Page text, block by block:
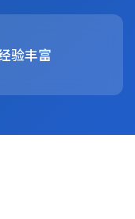
验丰富